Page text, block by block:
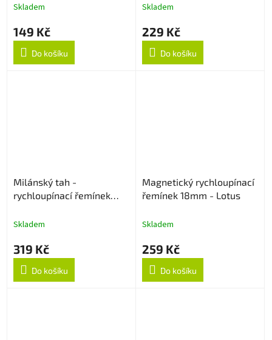
Skladem
149 Kč
Do košíku
Skladem
229 Kč
Do košíku
Milánský tah -
rychloupínací řemínek
Skladem
319 Kč
Do košíku
Magnetický rychloupínací
řemínek 18mm - Lotus
Skladem
259 Kč
Do košíku